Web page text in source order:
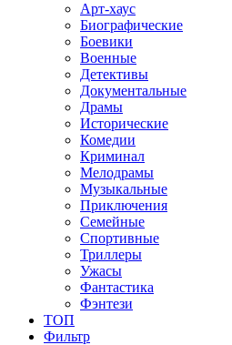
Арт-хаус
Биографические
Боевики
Военные
Детективы
Документальные
Драмы
Исторические
Комедии
Криминал
Мелодрамы
Музыкальные
Приключения
Семейные
Спортивные
Триллеры
Ужасы
Фантастика
Фэнтези
ТОП
Фильтр